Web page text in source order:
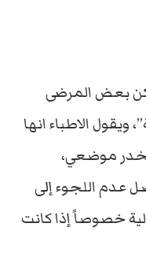
بعض المرضى
الاطباء انها
موضعي،
عدم اللجوء إلى
خصوصاً إذا كانت